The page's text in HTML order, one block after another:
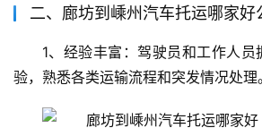
二、廊坊到嵊州汽车托运哪家好
1、经验丰富：驾驶员和工作人
验，熟悉各类运输流程和突发情况处理。